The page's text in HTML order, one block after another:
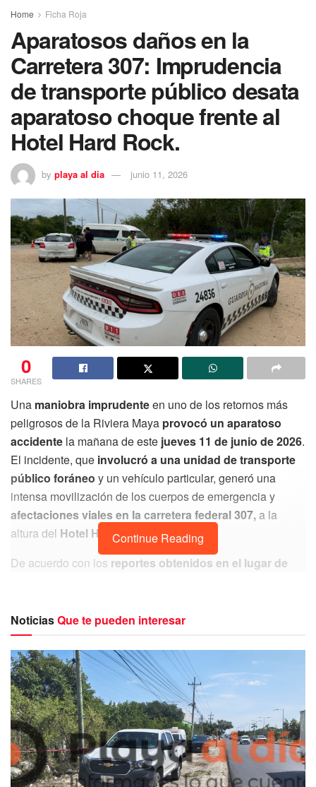
Home Ficha Roja
Aparatosos daños en la
Carretera 307: Imprudencia
de transporte público desata
aparatoso choque frente al
Hotel Hard Rock.
by playa al dia junio 11, 2026
0
SHARES
Una maniobra imprudenteen uno de los retornos más
peligrosos de la Riviera Maya provocó un aparatoso
accidente la mañana de este jueves 11 de junio de 2026.
El incidente, que involucró a una unidad de transporte
público foráneo y un vehículo particular, generó una
intensa movilización de los cuerpos de emergencia y
afectaciones viales en la carretera federal 307,a la
altura del Hotel Hard Rock.
De acuerdo con los reportes obtenidos en el lugar de
Río”, identificada con elnúmero económico 63
incorporarse al retorno sin las precauciones debidas.
Al realizaresta maniobra de manera intempestiva, la
Continue Reading
NoticiasQue te pueden interesar